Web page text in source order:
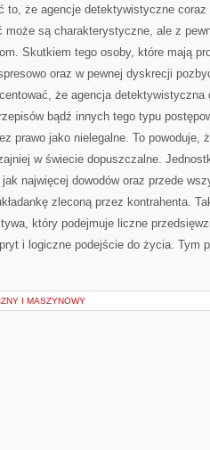
to, że agencje detektywistyczne
może są charakterystyczne, ale z
Skutkiem tego osoby, które mają
oraz w pewnej dyskrecji
że agencja detektywistyczna
bądź innych tego typu
prawo jako nielegalne. To powoduje,
w świecie dopuszczalne.
najwięcej dowodów oraz przede
zleconą przez kontrahenta.
który podejmuje liczne
i logiczne podejście do życia. Tym
I MASZYNOWY